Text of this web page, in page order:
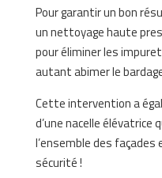
Pour garantir un bon
un nettoyage haute
pour éliminer les
autant abimer le
Cette intervention a
d’une nacelle élévatrice
l’ensemble des
sécurité !